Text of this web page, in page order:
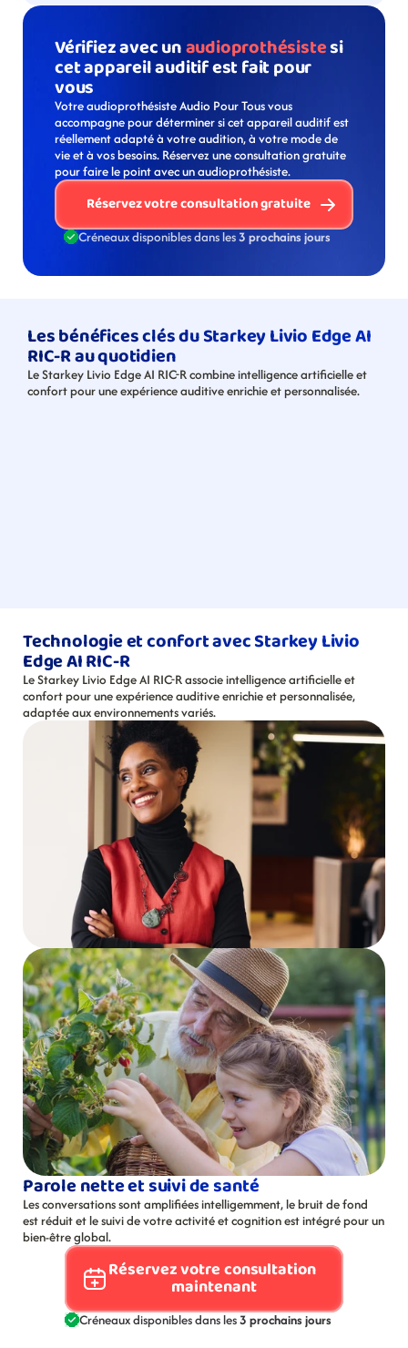
Vérifiez avec un audioprothésiste si
cet appareil auditif est fait pour
vous
Votre audioprothésiste Audio Pour Tous vous
accompagne pour déterminer si cet appareil auditif est
réellement adapté à votre audition, à votre mode de
vie et à vos besoins. Réservez une consultation gratuite
pour faire le point avec un audioprothésiste.
Réservez votre consultation gratuite
Créneaux disponibles dans les 3 prochains jours
Les bénéfices clés du Starkey Livio Edge AI
RIC-R au quotidien
Le Starkey Livio Edge AI RIC-R combine intelligence artificielle et
confort pour une expérience auditive enrichie et personnalisée.
Technologie et confort avec Starkey Livio
Edge AI RIC-R
Le Starkey Livio Edge AI RIC-R associe intelligence artificielle et
confort pour une expérience auditive enrichie et personnalisée,
adaptée aux environnements variés.
Parole nette et suivi de santé
Les conversations sont amplifiées intelligemment, le bruit de fond
est réduit et le suivi de votre activité et cognition est intégré pour un
bien-être global.
Réservez votre consultation
maintenant
Créneaux disponibles dans les 3 prochains jours